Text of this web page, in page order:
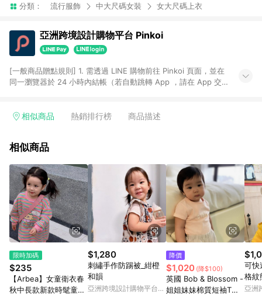
分類： 流行服飾 中大尺碼女裝 女大尺碼上衣
亞洲跨境設計購物平台 Pinkoi
[一般商品贈點規則] 1. 需透過 LINE 購物前往 Pinkoi 頁面，並在
同一瀏覽器於 24 小時內結帳（若自動跳轉 App ，請在 App 交
回饋訂單不得享有 Pinkoi 站方優惠，例如首購優惠，P coins，
行為，不具贈點資格，部分退款不在此限。 6. APP 請更新至
貨後 45 天後發送。 8. 群眾募資商品，禮物卡，開館保證金，補
運費，攤位費等不具贈點資格。 9. LINE 購物站上之商品規格、
顏色、價位、贈品如與 Pinkoi 商品資訊頁及購物車不符，以
Pinkoi 購物商品資訊頁及購物車標示為準。 10. 點數紅包使用規
則請以點數紅包活動說明為準。 11. 若於 LINE 購物前往 Pinkoi
頁面後才首次下載 Pinkoi APP 並完成訂單，不符合導購資格；承
上，首次下載 Pinkoi APP 後，需透過 LINE 購物前往 Pinkoi 頁
相似商品 熱銷排行榜 商品描述
相似商品
限時加碼
$235
【Arbea】女童衛衣春
秋中長款新款時髦童裝
$1,280
刺繡手作防踢被_紺橙
和韻
亞洲跨境設計購物平台
降價
$1,020 (降$100)
英國 Bob & Blossom -
姐姐妹妹棉質短袖T恤-
可快
格紋
暖帽
亞洲